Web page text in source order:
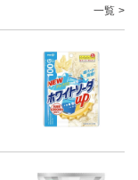
一覧 >